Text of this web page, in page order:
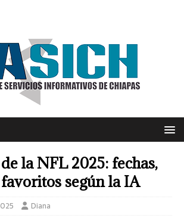
la NFL 2025: fechas,
según la IA
Diana